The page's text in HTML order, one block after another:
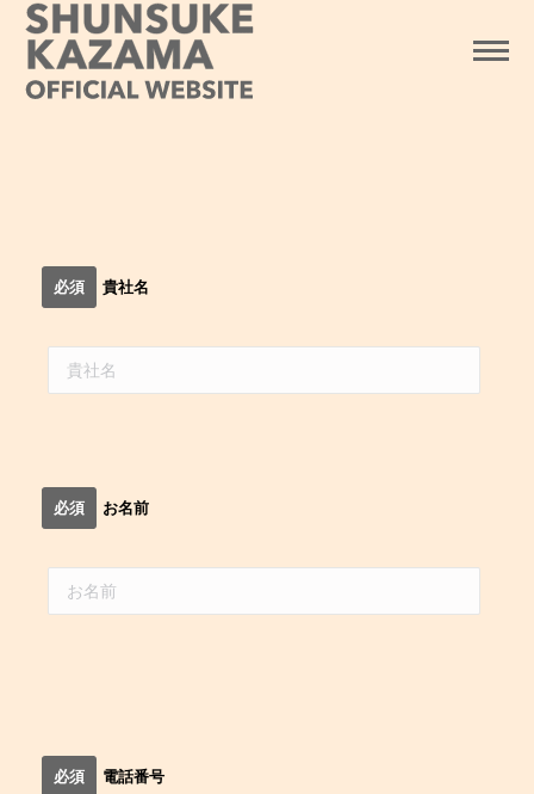
必須 貴社名
必須 お名前
必須 電話番号